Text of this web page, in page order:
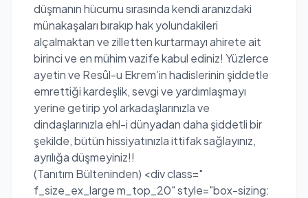
düşmanın hücumu sırasında kendi aranızdaki
münakaşaları bırakıp hak yolundakileri
alçalmaktan ve zilletten kurtarmayı ahirete ait
birinci ve en mühim vazife kabul ediniz! Yüzlerce
ayetin ve Resûl-u Ekrem’in hadislerinin şiddetle
emrettiği kardeşlik, sevgi ve yardımlaşmayı
yerine getirip yol arkadaşlarınızla ve
dindaşlarınızla ehl-i dünyadan daha şiddetli bir
şekilde, bütün hissiyatınızla ittifak sağlayınız,
ayrılığa düşmeyiniz!!
(Tanıtım Bülteninden) <div class="
f_size_ex_large m_top_20" style="box-sizing: